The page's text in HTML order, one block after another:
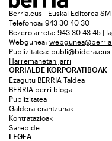
Berria.eus - Euskal Editorea SM
Telefonoa: 943 30 40 30
Bezero arreta: 943 30 43 45 |
Webgunea:
Publizitatea: publi@bidera.eus
Harremanetan jarri
ORRIALDE KORPORATIBOAK
Ezagutu BERRIA Taldea
BERRIA berri bloga
Publizitatea
Galdera-erantzunak
Kontratazioak
Sarebide
LEGEA